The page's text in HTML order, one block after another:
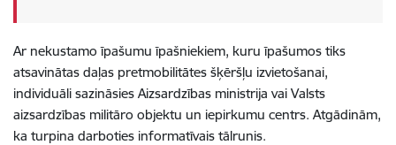
Ar nekustamo īpašumu īpašniekiem, kuru īpašumos tiks
atsavinātas daļas pretmobilitātes šķēršļu izvietošanai,
individuāli sazināsies Aizsardzības ministrija vai Valsts
aizsardzības militāro objektu un iepirkumu centrs. Atgādinām,
ka turpina darboties informatīvais tālrunis.